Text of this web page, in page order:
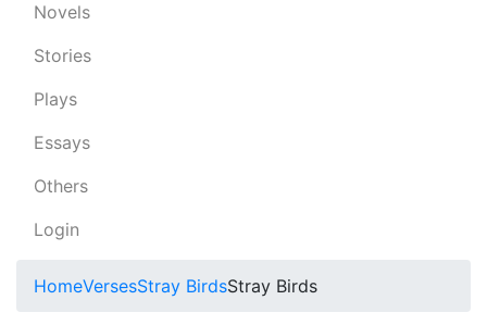
Novels
Stories
Plays
Essays
Others
Login
HomeVersesStray BirdsStray Birds